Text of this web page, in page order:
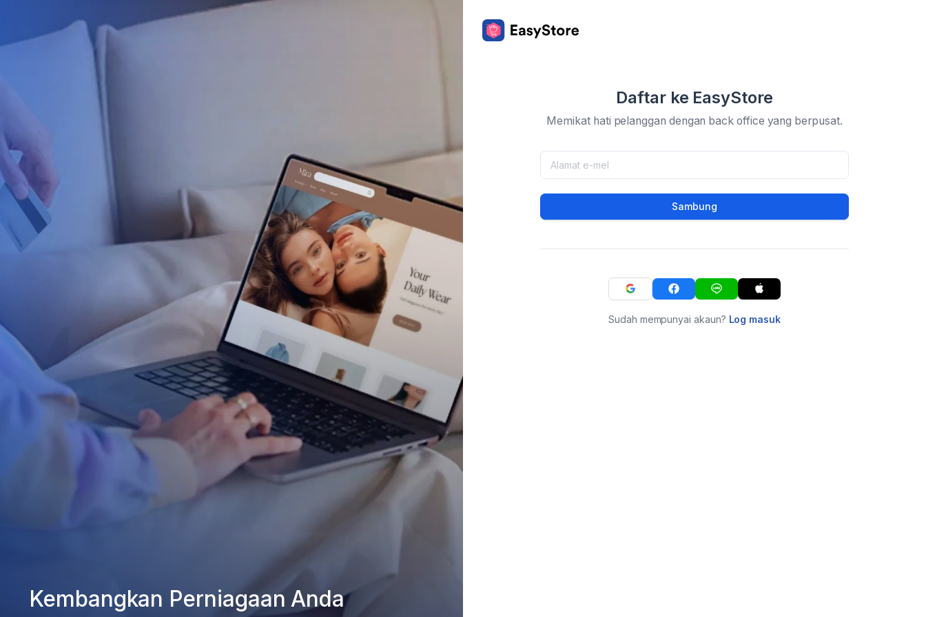
Kembangkan Perniagaan Anda
Daftar ke EasyStore
Memikat hati pelanggan dengan back office yang berpusat.
Sambung
Sudah mempunyai akaun? Log masuk